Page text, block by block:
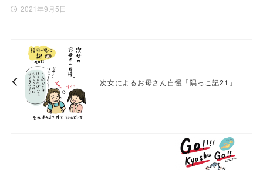
2021年9月5日
次女によるお母さん自慢「隅っこ記21」